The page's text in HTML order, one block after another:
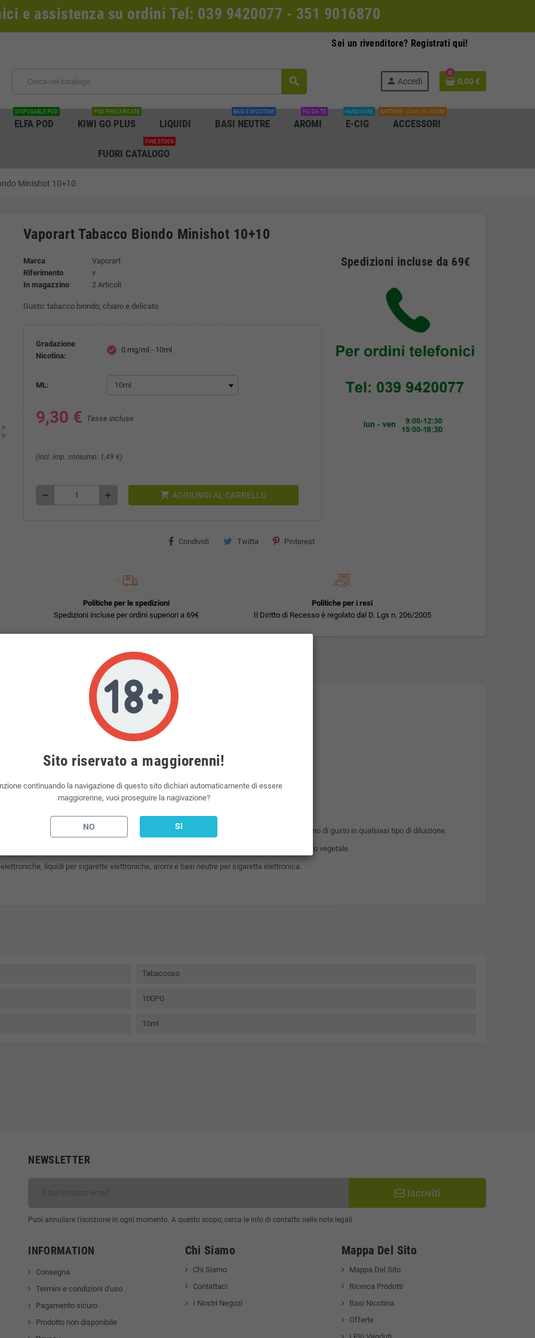
e assistenza su ordini Tel: 039 9420077 - 351 9016870
Sei un rivenditore? Registrati qui!
search person Accedi
0
0,00 €
ELFA POD
DISPOSABLE POD
KIWI GO PLUS
POD PRECARICATE
LIQUIDI BASI NEUTRE
BASI E NICOTINE
AROMI
FAI DA TE
E-CIG
HARDWARE
ACCESSORI
BATTERIE - CAVI - FLACONI
FUORI CATALOGO
FINE STOCK
Minishot 10+10
Vaporart Tabacco Biondo Minishot 10+10
Marca
Vaporart
Riferimento
v
In magazzino
2 Articoli
Gusto: tabacco biondo, chiaro e delicato
Gradazione
Nicotina:
check 0 mg/ml - 10ml
ML:
9,30 € Tasse incluse
(incl. imp. consumo: 1,49 €)
remove add shopping_cart AGGIUNGI AL CARRELLO
Condividi Twitta Pinterest
Spedizioni incluse da 69€
Politiche per le spedizioni
Spedizioni incluse per ordini superiori a 69€
Politiche per i resi
Il Diritto di Recesso è regolato dal D. Lgs n. 206/2005
almeno 10 ml di glicerina vegetale.
ml o 10mg/ml.
sul mercato.
sono ad alta aromatizzazione in
. Questo consente di avere uno svapo intenso e pieno di gusto in qualsiasi tipo di diluizione.
da polmone, otterrà un gusto intenso nonostante la maggiore percentuale di glicerolo vegetale.
liquidi per sigarette elettroniche, aromi e basi neutre per sigaretta elettronica.
Tabaccoso
100PG
10ml
NEWSLETTER
Iscriviti
Puoi annullare l'iscrizione in ogni momento. A questo scopo, cerca le info di contatto nelle note legali.
INFORMATION
Consegna
Termini e condizioni d'uso
Pagamento sicuro
Prodotto non disponibile
Chi Siamo
Chi Siamo
Contattaci
I Nostri Negozi
Mappa Del Sito
Mappa Del Sito
Ricerca Prodotti
Basi Nicotina
Offerte
Sito riservato a maggiorenni!
continuando la navigazione di questo sito dichiari automaticamente di essere
maggiorenne, vuoi proseguire la nagivazione?
NO SI